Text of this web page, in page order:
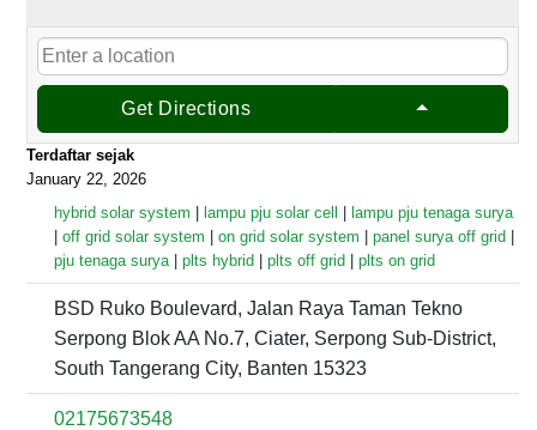
Get Directions
Terdaftar sejak
January 22, 2026
hybrid solar system |lampu pju solar cell |lampu pju tenaga surya
|off grid solar system |on grid solar system |panel surya off grid |
pju tenaga surya |plts hybrid |plts off grid |plts on grid
BSD Ruko Boulevard, Jalan Raya Taman Tekno
Serpong Blok AA No.7, Ciater, Serpong Sub-District,
South Tangerang City, Banten 15323
02175673548